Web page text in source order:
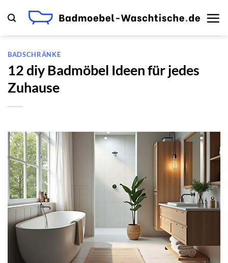
Inhalt
springen
BADSCHRÄNKE
12 diy Badmöbel Ideen für jedes
Zuhause